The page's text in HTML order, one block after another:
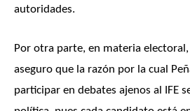
autoridades.
Por otra parte, en materia electoral,
aseguro que la razón por la cual
participar en debates ajenos al IFE